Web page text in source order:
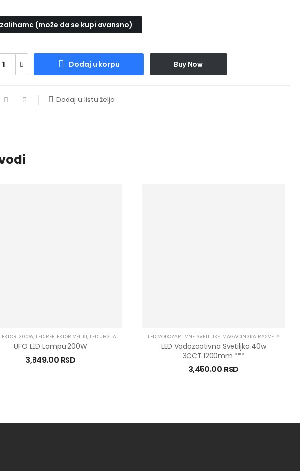
(može da se kupi avansno)
Dodaj u korpu Buy Now
Dodaj u listu želja
200W, LED REFLEKTOR VELIKI, LED UFO LAMPE MAGACINSKA RASVETA,OSTALO
UFO LED Lampu 200W
3,849.00 RSD
LED VODOZAPTIVNE SVETILJKE, MAGACINSKA RASVETA
LED Vodozaptivna Svetiljka 40w
3CCT 1200mm ***
3,450.00 RSD